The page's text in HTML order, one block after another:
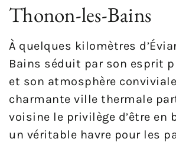
Thonon-les-Bains
À quelques kilomètres
Bains séduit par son esprit
et son atmosphère
charmante ville thermale
voisine le privilège d’être en
un véritable havre pour les